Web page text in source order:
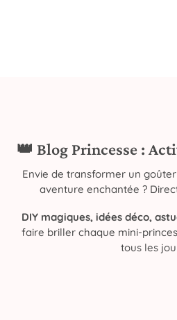
👑 Blog Princesse :
Envie de transformer un
aventure enchantée ?
DIY magiques, idées déco,
faire briller chaque mini-
tous les